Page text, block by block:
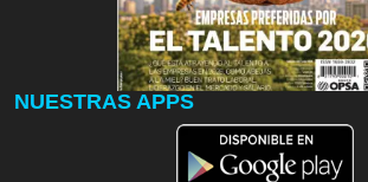
NUESTRAS APPS